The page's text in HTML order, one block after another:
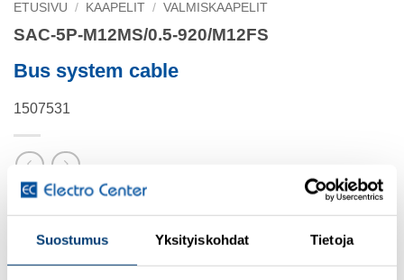
Suostumus Yksityiskohdat Tietoja
ETUSIVU / KAAPELIT / VALMISKAAPELIT
SAC-5P-M12MS/0.5-920/M12FS
Bus system cable
1507531
Kirjaudu sisään nähdäksesi hinnat ja käyttääksesi
®